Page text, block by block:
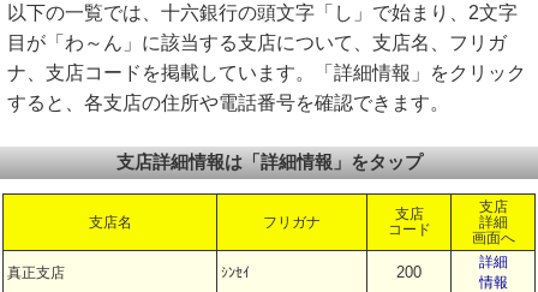
以下の一覧では、十六銀行の頭文字「し」で始まり、2文字
目が「わ～ん」に該当する支店について、支店名、フリガ
ナ、支店コードを掲載しています。「詳細情報」をクリック
すると、各支店の住所や電話番号を確認できます。
支店詳細情報は「詳細情報」をタップ
支店名 フリガナ
支店
コード
支店
詳細
画面へ
真正支店 ｼﾝｾｲ 200
詳細
情報